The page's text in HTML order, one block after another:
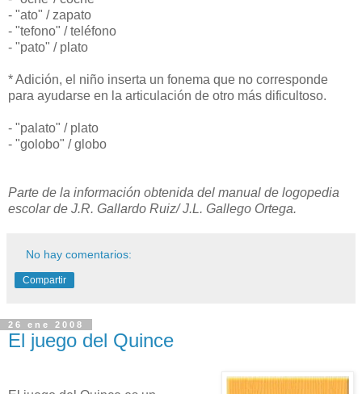
- "ato" / zapato
- "tefono" / teléfono
- "pato" / plato
* Adición, el niño inserta un fonema que no corresponde
para ayudarse en la articulación de otro más dificultoso.
- "palato" / plato
- "golobo" / globo
Parte de la información obtenida del manual de logopedia
escolar de J.R. Gallardo Ruiz/ J.L. Gallego Ortega.
No hay comentarios:
Compartir
26 ene 2008
El juego del Quince